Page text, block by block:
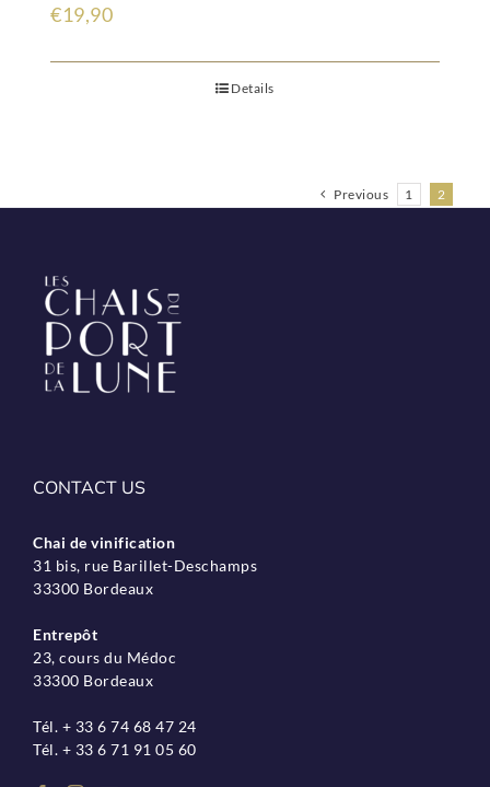
€19,90
Details
Previous 1 2
CONTACT US
Chai de vinification
31 bis, rue Barillet-Deschamps
33300 Bordeaux
Entrepôt
23, cours du Médoc
33300 Bordeaux
Tél. + 33 6 74 68 47 24
Tél. + 33 6 71 91 05 60